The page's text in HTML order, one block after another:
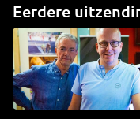
Eerdere